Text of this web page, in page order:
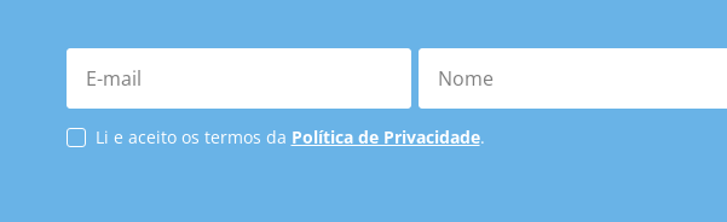
E-mail Nome
Li e aceito os termos da Política de Privacidade.